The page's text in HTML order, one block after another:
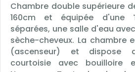
Chambre double supérieure
160cm et équipée d'une
séparées, une salle d'eau
sèche-cheveux. La chambre
(ascenseur) et dispose
courtoisie avec bouilloire